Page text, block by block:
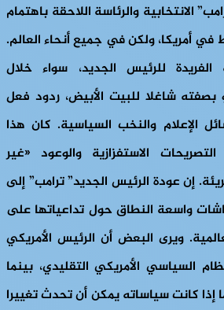
الانتخابية والرئاسة اللاحقة باهتمام
أمريكا، ولكن في جميع أنحاء العالم.
للرئيس الجديد، سواء خلال
بصفته شاغلا للبيت الأبيض، ردود فعل
الإعلام والنخب السياسية. كان هذا
الاستفزازية والوعود «غير
إن عودة الرئيس الجديد” ترامب” إلى
واسعة النطاق حول تداعياتها على
ويرى البعض أن الرئيس الأمريكي
السياسي الأمريكي التقليدي، بينما
إذا كانت سياساته يمكن أن تحدث تغييرا